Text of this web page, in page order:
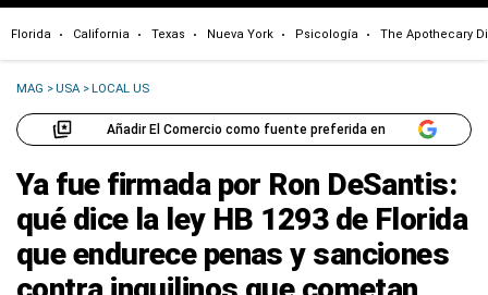
Florida California Texas Nueva York Psicología The Apothecary
MAG >USA >LOCAL US
Añadir El Comercio como fuente preferida en
Ya fue firmada por Ron DeSantis:
qué dice la ley HB 1293 de Florida
que endurece penas y sanciones